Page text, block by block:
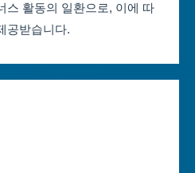
스 활동의 일환으로, 이에 따
공받습니다.